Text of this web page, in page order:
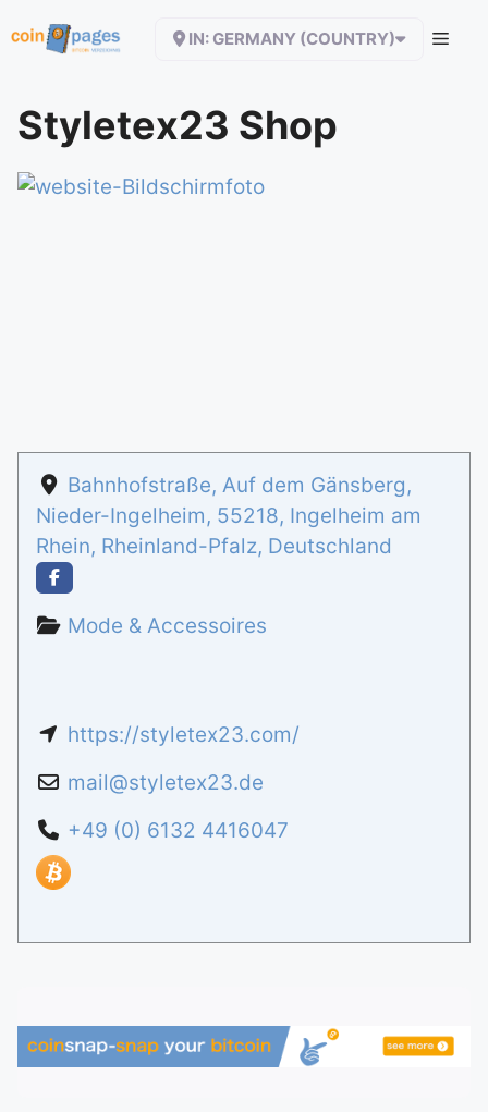
Inhalt
IN: GERMANY (COUNTRY)
Styletex23 Shop
Bahnhofstraße, Auf dem Gänsberg,
Nieder-Ingelheim, 55218, Ingelheim am
Rhein, Rheinland-Pfalz, Deutschland
Mode & Accessoires
https://styletex23.com/
mail@styletex23.de
+49 (0) 6132 4416047